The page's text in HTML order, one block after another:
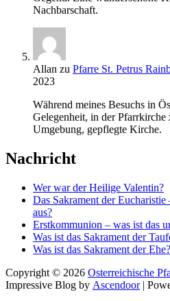
Nachbarschaft.
Allan zu Pfarre St. Petrus
2023
Während meines Besuchs in
Gelegenheit, in der Pfarrkirche
Umgebung, gepflegte Kirche.
Nachricht
Wer war der Heilige Valentin?
Das Sakrament der
aus?
Erstkommunion – was ist das
Was ist das Sakrament der
Was ist das Sakrament der Ehe?
Copyright © 2026 Osterreichische
Impressive Blog by Ascendoor|